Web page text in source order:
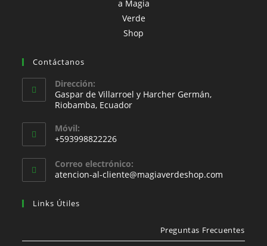
Contáctanos
Dirección:
Gaspar de Villarroel y Harcher Germán,
Riobamba, Ecuador
Móvil:
+593998822226
Correo electrónico:
atencion-al-cliente@magiaverdeshop.com
Links Útiles
Preguntas Frecuentes